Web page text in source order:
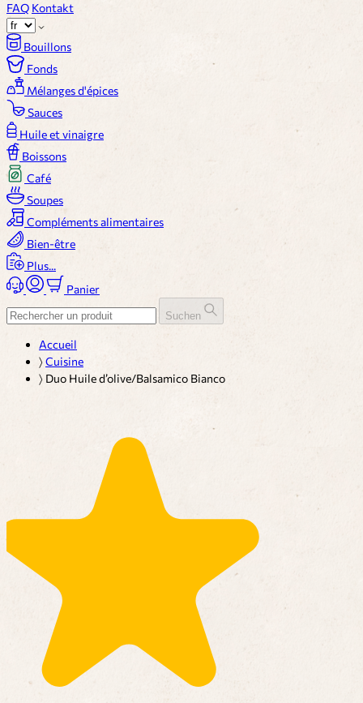
FAQ Kontakt
Bouillons
Fonds
Mélanges d'épices
Sauces
Huile et vinaigre
Boissons
Café
Soupes
Compléments alimentaires
Bien-être
Plus...
Panier
Suchen
Accueil
〉Cuisine
〉 Duo Huile d’olive/Balsamico Bianco